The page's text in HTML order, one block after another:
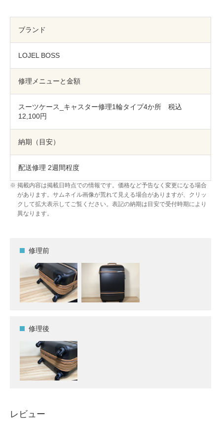
包丁研ぎ
店舗を探す
オンライン修理見積もりサービス（配送修理）
よくあるご質問
お問い合わせ
採用情報
CLOSE
ブランド
LOJEL BOSS
修理メニューと金額
スーツケース_キャスター修理1輪タイプ4か所 税込
12,100円
納期（目安）
配送修理 2週間程度
掲載内容は掲載日時点での情報です。価格など予告なく変更になる場合
があります。サムネイル画像が荒れて見える場合がありますが、クリッ
クして拡大表示してご覧ください。表記の納期は目安で受付時期により
異なります。
修理前
修理後
レビュー